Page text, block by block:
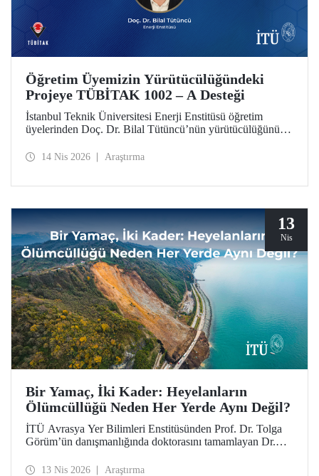
Öğretim Üyemizin Yürütücülüğündeki
Projeye TÜBİTAK 1002 – A Desteği
İstanbul Teknik Üniversitesi Enerji Enstitüsü öğretim
üyelerinden Doç. Dr. Bilal Tütüncü’nün yürütücülüğünü
Yönelik Çoklu Tekniklerin Aynı Anten Üzerinde
14 Nis 2026 Araştırma
13
Nis
Bir Yamaç, İki Kader: Heyelanların
Ölümcüllüğü Neden Her Yerde Aynı Değil?
İTÜ Avrasya Yer Bilimleri Enstitüsünden Prof. Dr. Tolga
Görüm’ün danışmanlığında doktorasını tamamlayan Dr.
heyelan ölümlerinin topoğrafya ya da yağıştan çok,
13 Nis 2026 Araştırma